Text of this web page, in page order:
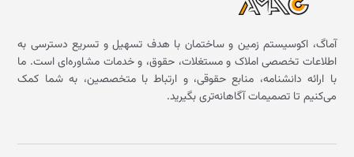
آماگ، اکوسیستم زمین و ساختمان با هدف تسهیل و تسریع دسترسی به
اطلاعات تخصصی املاک و مستغلات، حقوق، و خدمات مشاوره‌ای است. ما
با ارائه دانشنامه، منابع حقوقی، و ارتباط با متخصصین، به شما کمک
می‌کنیم تا تصمیمات آگاهانه‌تری بگیرید.